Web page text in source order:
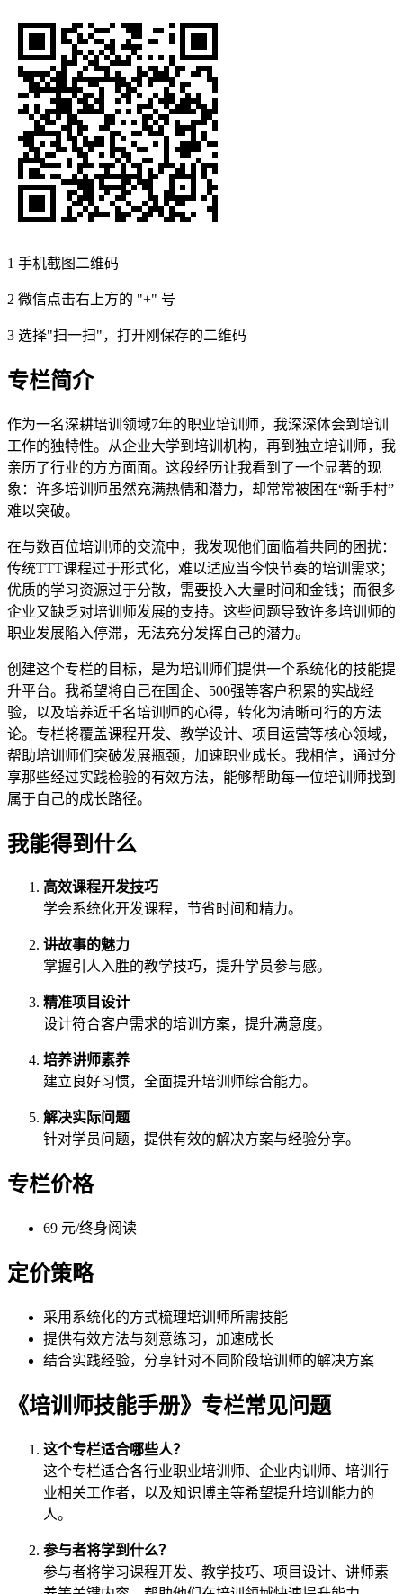
1 手机截图二维码
2 微信点击右上方的 "+" 号
3 选择"扫一扫"，打开刚保存的二维码
专栏简介
作为一名深耕培训领域7年的职业培训师，我深深体会到培训
工作的独特性。从企业大学到培训机构，再到独立培训师，我
亲历了行业的方方面面。这段经历让我看到了一个显著的现
象：许多培训师虽然充满热情和潜力，却常常被困在“新手村”
难以突破。
在与数百位培训师的交流中，我发现他们面临着共同的困扰：
传统TTT课程过于形式化，难以适应当今快节奏的培训需求；
优质的学习资源过于分散，需要投入大量时间和金钱；而很多
企业又缺乏对培训师发展的支持。这些问题导致许多培训师的
职业发展陷入停滞，无法充分发挥自己的潜力。
创建这个专栏的目标，是为培训师们提供一个系统化的技能提
升平台。我希望将自己在国企、500强等客户积累的实战经
验，以及培养近千名培训师的心得，转化为清晰可行的方法
论。专栏将覆盖课程开发、教学设计、项目运营等核心领域，
帮助培训师们突破发展瓶颈，加速职业成长。我相信，通过分
享那些经过实践检验的有效方法，能够帮助每一位培训师找到
属于自己的成长路径。
我能得到什么
高效课程开发技巧
学会系统化开发课程，节省时间和精力。
讲故事的魅力
掌握引人入胜的教学技巧，提升学员参与感。
精准项目设计
设计符合客户需求的培训方案，提升满意度。
培养讲师素养
建立良好习惯，全面提升培训师综合能力。
解决实际问题
针对学员问题，提供有效的解决方案与经验分享。
专栏价格
69 元/终身阅读
定价策略
采用系统化的方式梳理培训师所需技能
提供有效方法与刻意练习，加速成长
结合实践经验，分享针对不同阶段培训师的解决方案
《培训师技能手册》专栏常见问题
这个专栏适合哪些人？
这个专栏适合各行业职业培训师、企业内训师、培训行
业相关工作者，以及知识博主等希望提升培训能力的
人。
参与者将学到什么？
参与者将学习课程开发、教学技巧、项目设计、讲师素